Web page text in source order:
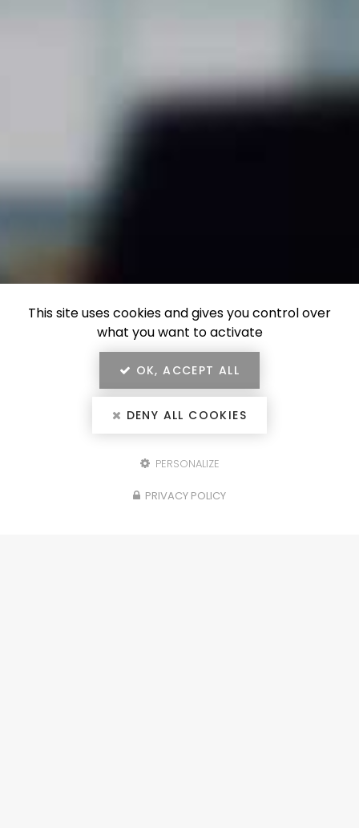
Configurez votre
This site uses cookies and gives you control over
what you want to activate
OK, ACCEPT ALL
DENY ALL COOKIES
PERSONALIZE
PRIVACY POLICY